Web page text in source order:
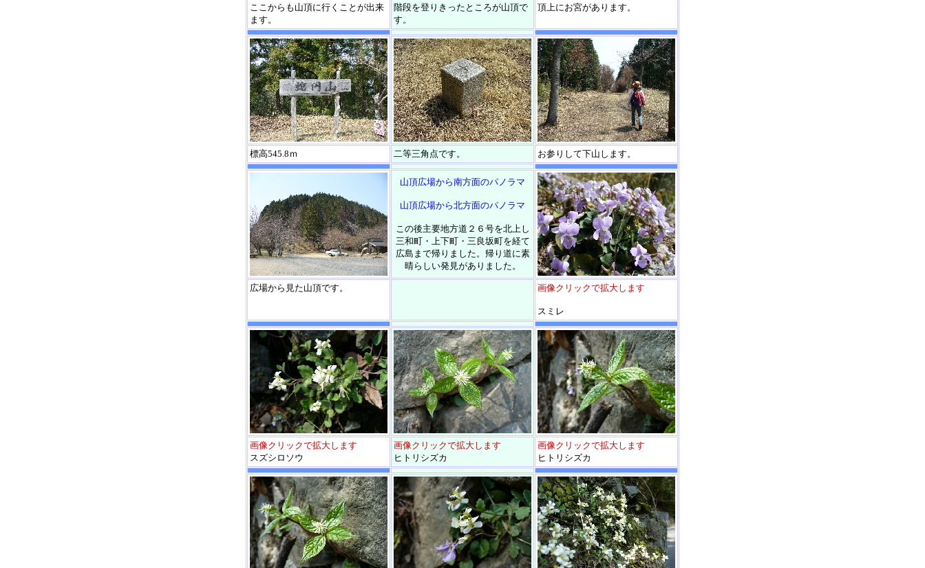
ここからも山頂に行くことが出来
ます。
階段を登りきったところが山頂で
す。
頂上にお宮があります。
標高545.8ｍ 二等三角点です。 お参りして下山します。
山頂広場から南方面のパノラマ
山頂広場から北方面のパノラマ
この後主要地方道２６号を北上し
三和町・上下町・三良坂町を経て
広島まで帰りました。帰り道に素
晴らしい発見がありました。
広場から見た山頂です。 画像クリックで拡大します
スミレ
画像クリックで拡大します
スズシロソウ
画像クリックで拡大します
ヒトリシズカ
画像クリックで拡大します
ヒトリシズカ